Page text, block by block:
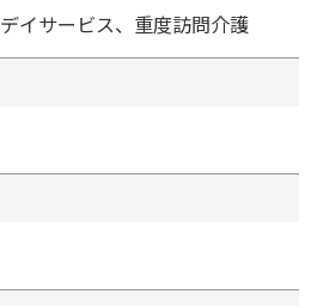
イサービス、重度訪問介護